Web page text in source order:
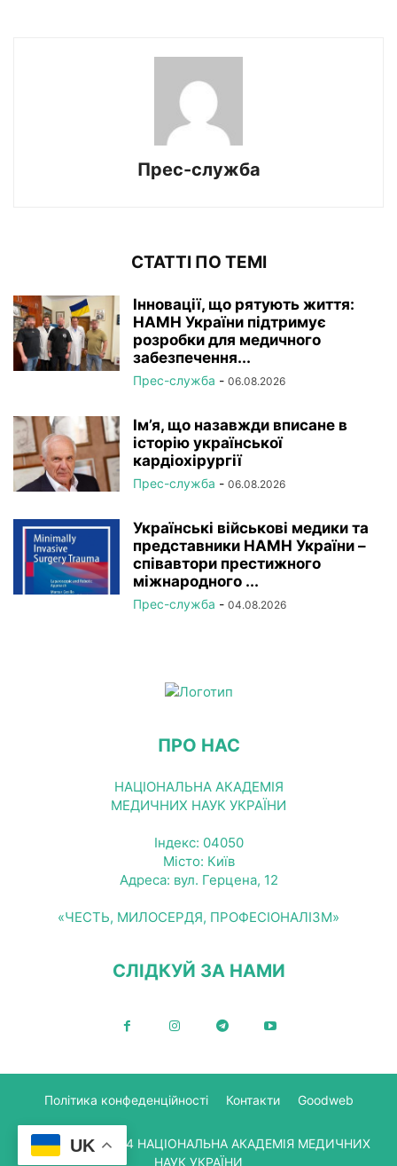
Прес-служба
СТАТТІ ПО ТЕМІ
Інновації, що рятують життя:
НАМН України підтримує
розробки для медичного
забезпечення...
Прес-служба - 06.08.2026
Ім’я, що назавжди вписане в
історію української
кардіохірургії
Прес-служба - 06.08.2026
Українські військові медики та
представники НАМН України –
співавтори престижного
міжнародного ...
Прес-служба - 04.08.2026
ПРО НАС
НАЦІОНАЛЬНА АКАДЕМІЯ
МЕДИЧНИХ НАУК УКРАЇНИ
Індекс: 04050
Місто: Київ
Адреса: вул. Герцена, 12
«ЧЕСТЬ, МИЛОСЕРДЯ, ПРОФЕСІОНАЛІЗМ»
СЛІДКУЙ ЗА НАМИ
Політика конфеденційності Контакти Goodweb
© Copyright 2024 НАЦІОНАЛЬНА АКАДЕМІЯ МЕДИЧНИХ
НАУК УКРАЇНИ
UK